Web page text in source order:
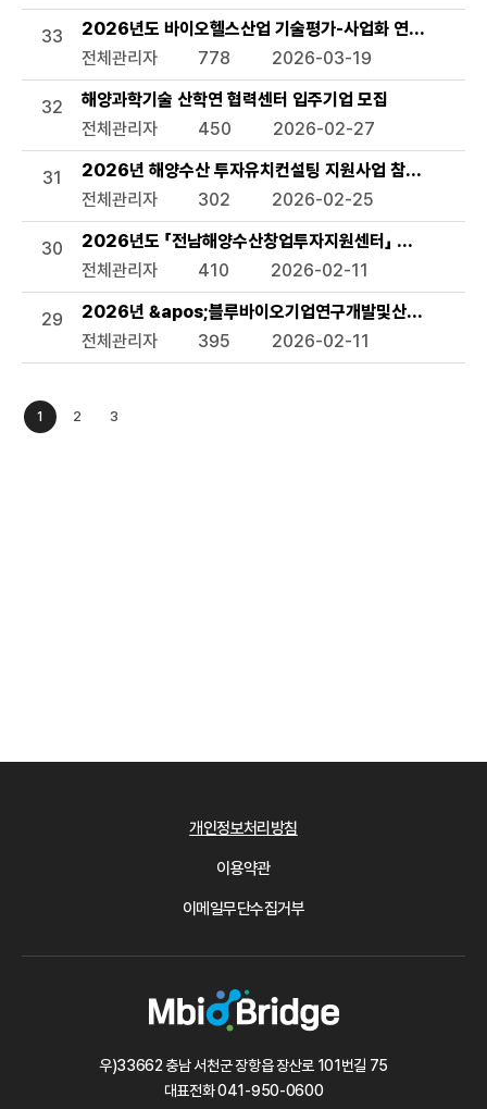
33
2026년도 바이오헬스산업 기술평가-사업화 연계 지원사
전체관리자
778 2026-03-19
32
해양과학기술 산학연 협력센터 입주기업 모집
전체관리자
450 2026-02-27
31
2026년 해양수산 투자유치컨설팅 지원사업 참여기업 모
전체관리자
302 2026-02-25
30
2026년도 「전남해양수산창업투자지원센터」 수혜기업 모
전체관리자
410 2026-02-11
29
2026년 &apos;블루바이오기업연구개발및산업화지원
전체관리자
395 2026-02-11
1 2 3
개인정보처리방침
이용약관
이메일무단수집거부
우)33662 충남 서천군 장항읍 장산로 101번길 75
대표전화041-950-0600